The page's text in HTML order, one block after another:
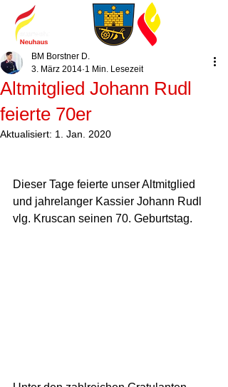
Altmitglied Johann Rudl
feierte 70er
BM Borstner D.
3. März 2014 1 Min. Lesezeit
Aktualisiert: 1. Jan. 2020
Dieser Tage feierte unser Altmitglied
und jahrelanger Kassier Johann Rudl
vlg. Kruscan seinen 70. Geburtstag.